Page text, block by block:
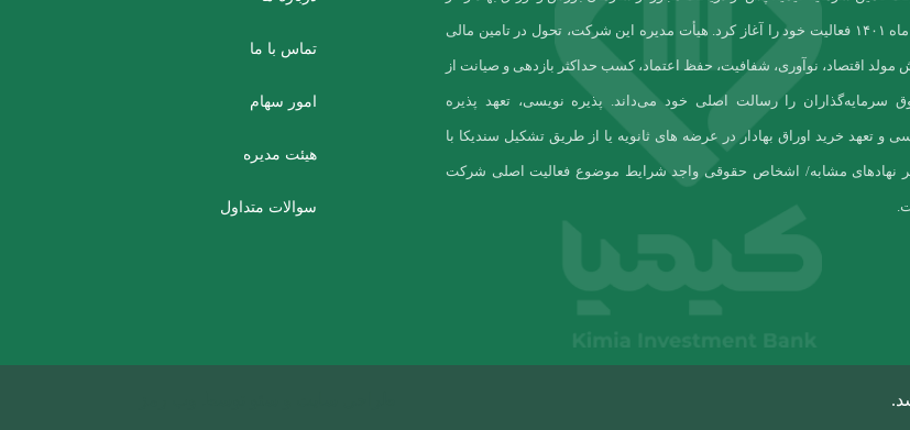
آذر ماه ۱۴۰۱ فعالیت خود را آغاز کرد. هیأت مدیره این شرکت، تحول در تامین مالی
مولد اقتصاد، نوآوری، شفافیت، حفظ اعتماد، کسب حداکثر بازدهی و صیانت از
سرمایه‌گذاران را رسالت اصلی خود می‌داند. پذیره نویسی، تعهد پذیره
و تعهد خرید اوراق بهادار در عرضه های ثانویه یا از طریق تشکیل سندیکا با
نهادهای مشابه/ اشخاص حقوقی واجد شرایط موضوع فعالیت اصلی شرکت
تماس با ما
امور سهام
هیئت مدیره
سوالات متداول